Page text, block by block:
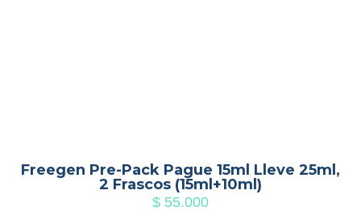
Freegen Pre-Pack Pague 15ml Lleve 25ml,
2 Frascos (15ml+10ml)
$ 55.000